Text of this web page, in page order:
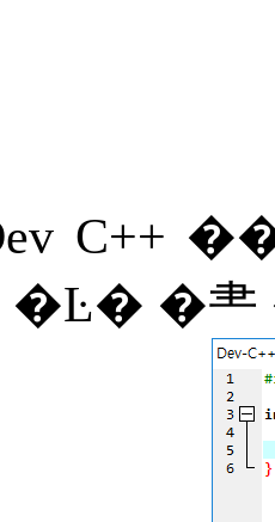
C++
�Ŀ� �⺻